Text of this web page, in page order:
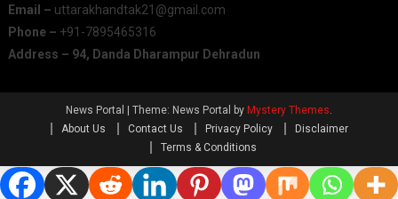
Email – uttarakhandtak21@gmail.com
Phone – +91-7895465316
Address – 94, Danda Dharampur Dehradun
News Portal Theme: News Portal by Mystery Themes.
About Us
Contact Us Privacy Policy
Disclaimer
Terms & Conditions